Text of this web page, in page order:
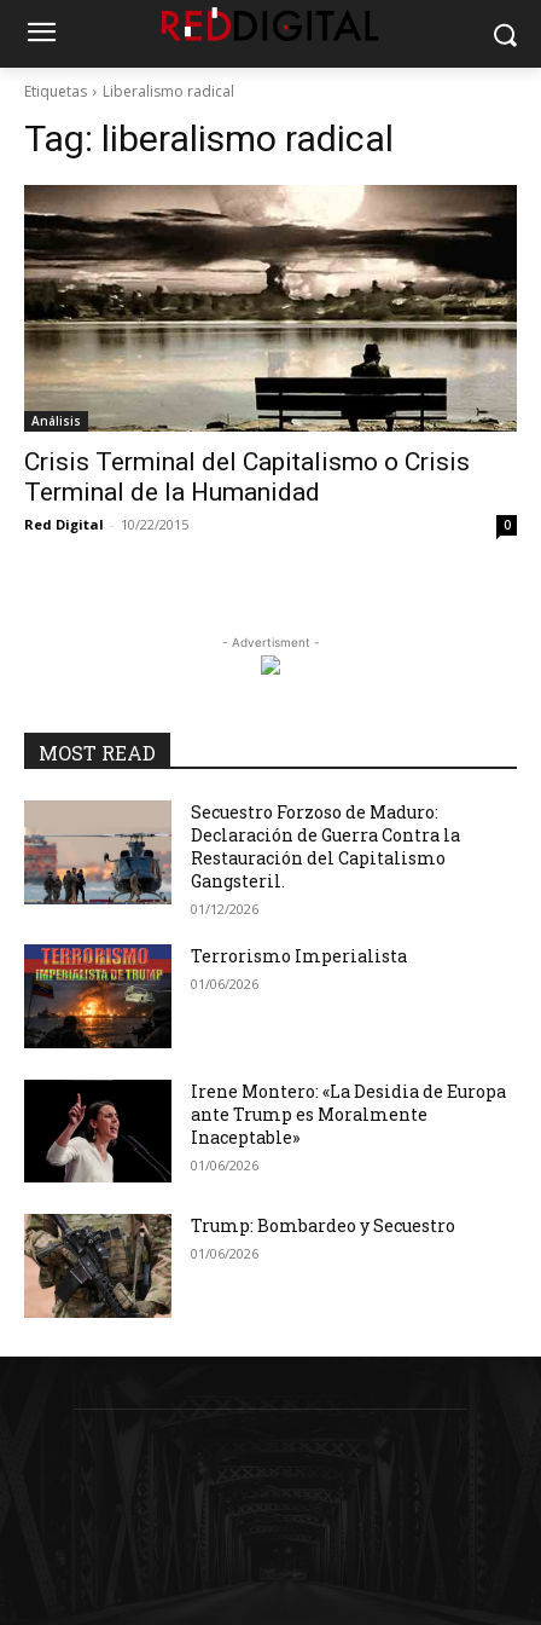
Etiquetas Liberalismo radical
Tag: liberalismo radical
Análisis
Crisis Terminal del Capitalismo o Crisis
Terminal de la Humanidad
Red Digital - 10/22/2015 0
- Advertisment -
MOST READ
Secuestro Forzoso de Maduro:
Declaración de Guerra Contra la
Restauración del Capitalismo
Gangsteril.
01/12/2026
Terrorismo Imperialista
01/06/2026
Irene Montero: «La Desidia de Europa
ante Trump es Moralmente
Inaceptable»
01/06/2026
Trump: Bombardeo y Secuestro
01/06/2026